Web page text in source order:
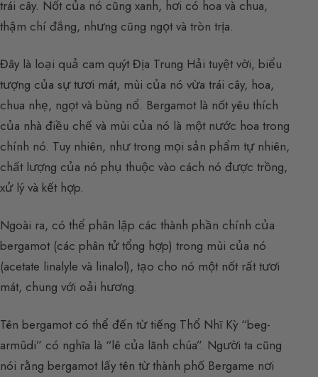
trái cây. Nốt của nó cũng xanh, hơi có hoa và chua,
thậm chí đắng, nhưng cũng ngọt và tròn trịa.
Đây là loại quả cam quýt Địa Trung Hải tuyệt vời, biểu
tượng của sự tươi mát, mùi của nó vừa trái cây, hoa,
chua nhẹ, ngọt và bùng nổ. Bergamot là nốt yêu thích
của nhà điều chế và mùi của nó là một nước hoa trong
chính nó. Tuy nhiên, như trong mọi sản phẩm tự nhiên,
chất lượng của nó phụ thuộc vào cách nó được trồng,
xử lý và kết hợp.
Ngoài ra, có thể phân lập các thành phần chính của
bergamot (các phân tử tổng hợp) trong mùi của nó
(acetate linalyle và linalol), tạo cho nó một nốt rất tươi
mát, chung với oải hương.
Tên bergamot có thể đến từ tiếng Thổ Nhĩ Kỳ “beg-
armûdi” có nghĩa là “lê của lãnh chúa”. Người ta cũng
nói rằng bergamot lấy tên từ thành phố Bergame nơi